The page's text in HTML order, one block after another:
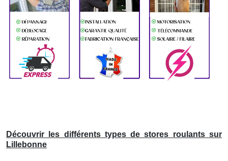
Découvrir les différents types de stores roulants sur
Lillebonne